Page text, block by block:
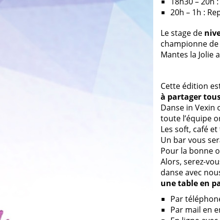
20h – 1h :
Le stage de
championne
Mantes la Jolie
Cette édition
à partager
Danse in
toute l’équipe
Les soft, café
Un bar vous
Pour la bonne
Alors, serez-
danse avec
une table en
Par
Par mail en